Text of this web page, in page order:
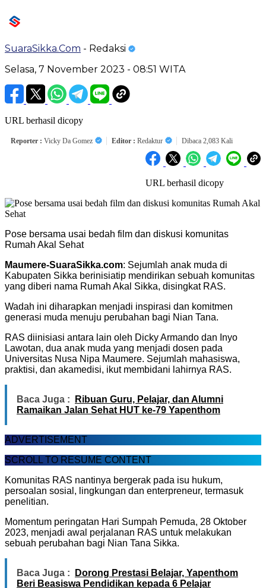
SuaraSikka.Com - Redaksi
Selasa, 7 November 2023 - 08:51 WITA
URL berhasil dicopy
Reporter : Vicky Da Gomez Editor : Redaktur Dibaca 2,083 Kali
URL berhasil dicopy
Pose bersama usai bedah film dan diskusi komunitas
Rumah Akal Sehat
Maumere-SuaraSikka.com: Sejumlah anak muda di
Kabupaten Sikka berinisiatip mendirikan sebuah komunitas
yang diberi nama Rumah Akal Sikka, disingkat RAS.
Wadah ini diharapkan menjadi inspirasi dan komitmen
generasi muda menuju perubahan bagi Nian Tana.
RAS diinisiasi antara lain oleh Dicky Armando dan Inyo
Lawotan, dua anak muda yang menjadi dosen pada
Universitas Nusa Nipa Maumere. Sejumlah mahasiswa,
praktisi, dan akamedisi, ikut membidani lahirnya RAS.
Baca Juga :
Ribuan Guru, Pelajar, dan Alumni
Ramaikan Jalan Sehat HUT ke-79 Yapenthom
ADVERTISEMENT
SCROLL TO RESUME CONTENT
Komunitas RAS nantinya bergerak pada isu hukum,
persoalan sosial, lingkungan dan enterpreneur, termasuk
penelitian.
Momentum peringatan Hari Sumpah Pemuda, 28 Oktober
2023, menjadi awal perjalanan RAS untuk melakukan
sebuah perubahan bagi Nian Tana Sikka.
Baca Juga :
Dorong Prestasi Belajar, Yapenthom
Beri Beasiswa Pendidikan kepada 6 Pelajar